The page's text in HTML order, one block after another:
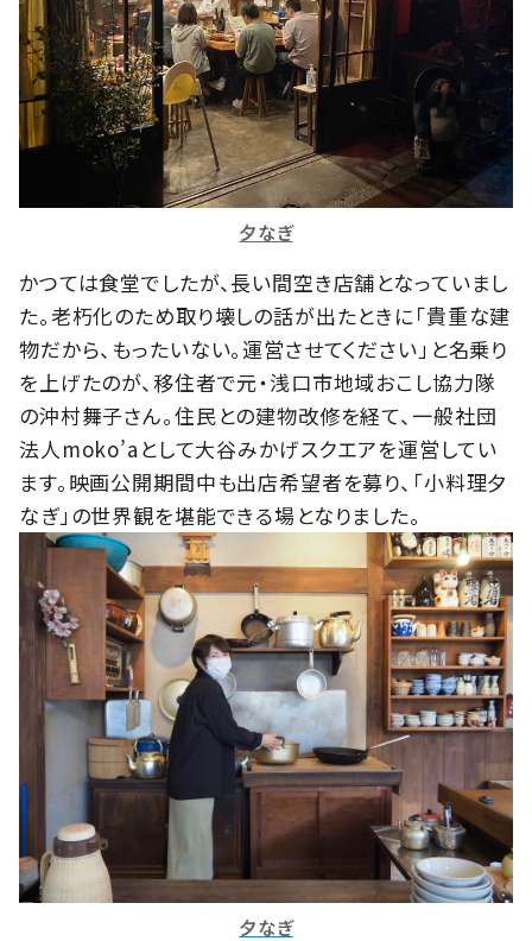
夕なぎ
かつては食堂でしたが、長い間空き店舗となっていまし
た。老朽化のため取り壊しの話が出たときに「貴重な建
物だから、もったいない。運営させてください」と名乗り
を上げたのが、移住者で元・浅口市地域おこし協力隊
の沖村舞子さん。住民との建物改修を経て、一般社団
法人moko’aとして大谷みかげスクエアを運営してい
ます。映画公開期間中も出店希望者を募り、「小料理夕
なぎ」の世界観を堪能できる場となりました。
夕なぎ